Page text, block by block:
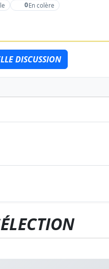
0En colère
DISCUSSION